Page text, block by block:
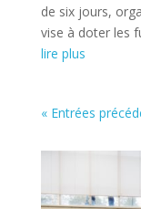
de six jours,
vise à doter les
lire plus
« Entrées